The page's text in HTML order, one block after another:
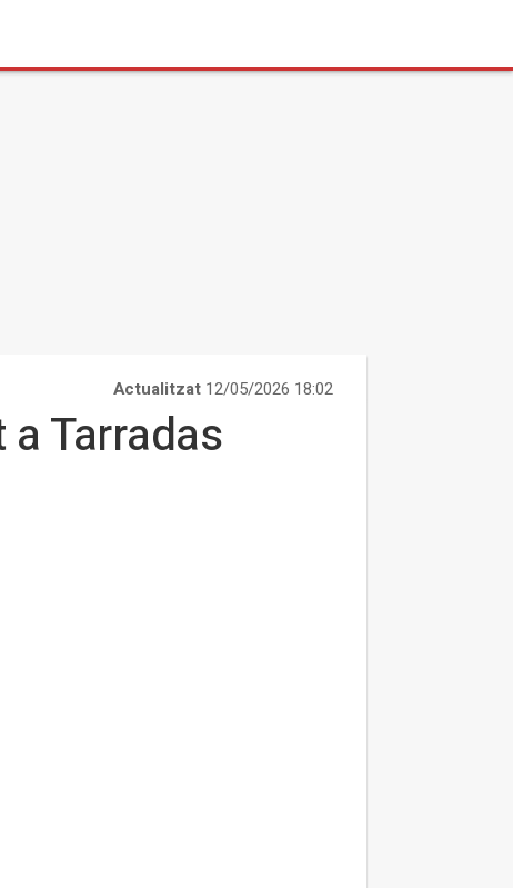
Actualitzat 12/05/2026 18:02
Tarradas